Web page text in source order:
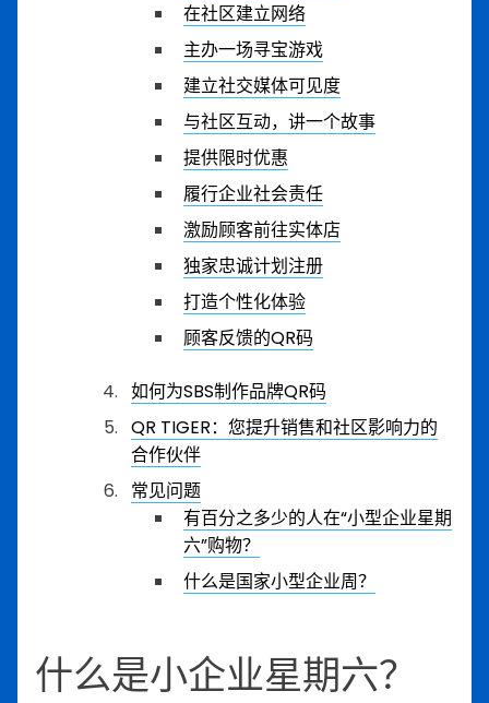
在社区建立网络
主办一场寻宝游戏
建立社交媒体可见度
与社区互动，讲一个故事
提供限时优惠
履行企业社会责任
激励顾客前往实体店
独家忠诚计划注册
打造个性化体验
顾客反馈的QR码
如何为SBS制作品牌QR码
QR TIGER：您提升销售和社区影响力的
合作伙伴
常见问题
有百分之多少的人在“小型企业星期
六”购物？
什么是国家小型企业周？
什么是小企业星期六？